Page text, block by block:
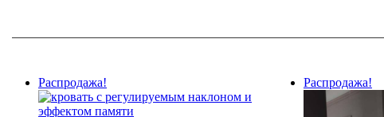
Распродажа! Распродажа!